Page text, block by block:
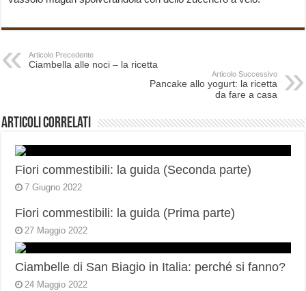
Articolo Precedente
Ciambella alle noci – la ricetta
Articolo Successivo
Pancake allo yogurt: la ricetta
da fare a casa
Articoli correlati
Fiori commestibili: la guida (Seconda parte)
7 Giugno 2022
Fiori commestibili: la guida (Prima parte)
27 Maggio 2022
Ciambelle di San Biagio in Italia: perché si fanno?
24 Maggio 2022